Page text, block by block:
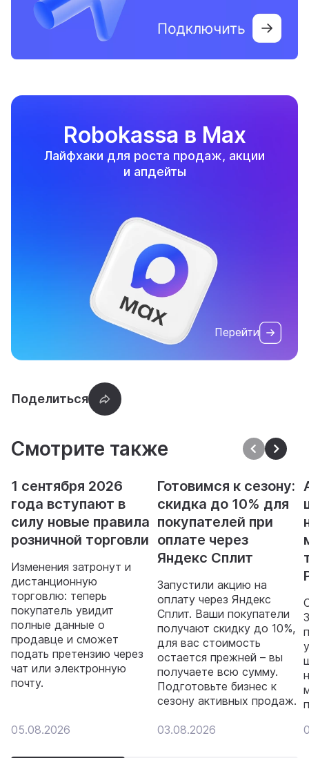
Robokassa в Max
Лайфхаки для роста продаж, акции
и апдейты
Перейти
Смотрите также
1 сентября 2026
года вступают в
силу новые правила
розничной торговли
Изменения затронут и
дистанционную
торговлю: теперь
покупатель увидит
полные данные о
продавце и сможет
подать претензию через
чат или электронную
почту.
05.08.2026
Готовимся к сезону:
скидка до 10% для
покупателей при
оплате через
Яндекс Сплит
Запустили акцию на
оплату через Яндекс
Сплит. Ваши покупатели
получают скидку до 10%,
для вас стоимость
остается прежней – вы
получаете всю сумму.
Подготовьте бизнес к
сезону активных продаж.
03.08.2026